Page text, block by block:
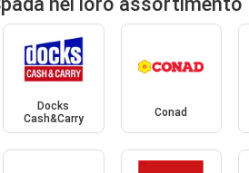
Docks
Cash&Carry
Conad